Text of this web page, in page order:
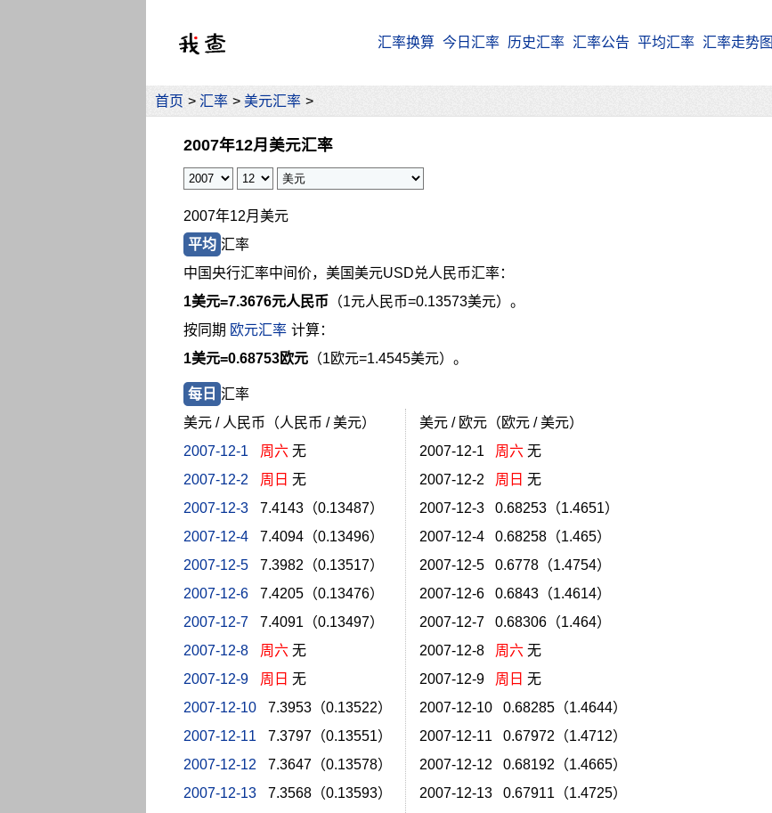
汇率换算 今日汇率 历史汇率 汇率公告 平均汇率 汇率走势图
首页 > 汇率 > 美元汇率 >
2007年12月美元汇率
2007年12月美元
平均 汇率
中国央行汇率中间价，美国美元USD兑人民币汇率：
1美元=7.3676元人民币 （1元人民币=0.13573美元）。
按同期 欧元汇率 计算：
1美元=0.68753欧元 （1欧元=1.4545美元）。
每日 汇率
美元 / 人民币（人民币 / 美元）
2007-12-1
周六无
2007-12-2
周日 无
2007-12-3
7.4143（0.13487）
2007-12-4
7.4094（0.13496）
2007-12-5
7.3982（0.13517）
2007-12-6
7.4205（0.13476）
2007-12-7
7.4091（0.13497）
2007-12-8
周六无
2007-12-9
周日 无
2007-12-10
7.3953（0.13522）
2007-12-11
7.3797（0.13551）
2007-12-12
7.3647（0.13578）
2007-12-13
7.3568（0.13593）
美元 / 欧元（欧元 / 美元）
2007-12-1 周六无
2007-12-2 周日 无
2007-12-3 0.68253（1.4651）
2007-12-4 0.68258（1.465）
2007-12-5 0.6778（1.4754）
2007-12-6 0.6843（1.4614）
2007-12-7 0.68306（1.464）
2007-12-8 周六无
2007-12-9 周日 无
2007-12-10 0.68285（1.4644）
2007-12-11 0.67972（1.4712）
2007-12-12 0.68192（1.4665）
2007-12-13 0.67911（1.4725）